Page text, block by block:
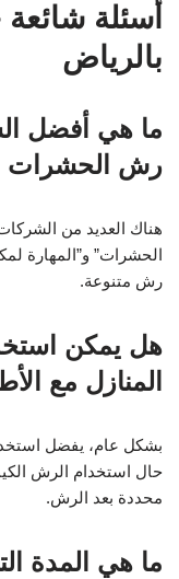
أسئلة
بالرياض
ما هي أفضل
رش الحشرات
هناك العديد من
الحشرات” و”المهارة
رش متنوعة.
هل يمكن
المنازل مع
بشكل عام، يفضل
حال استخدام الرش
محددة بعد الرش.
ما هي المدة